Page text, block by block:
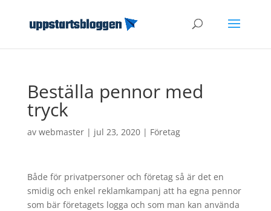
Beställa pennor med
tryck
av webmaster| jul 23, 2020| Företag
Både för privatpersoner och företag så är det en
smidig och enkel reklamkampanj att ha egna pennor
som bär företagets logga och som man kan använda